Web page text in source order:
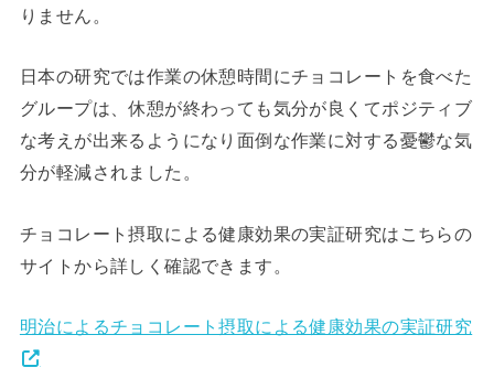
りません。
日本の研究では作業の休憩時間にチョコレートを食べた
グループは、休憩が終わっても気分が良くてポジティブ
な考えが出来るようになり面倒な作業に対する憂鬱な気
分が軽減されました。
チョコレート摂取による健康効果の実証研究はこちらの
サイトから詳しく確認できます。
明治によるチョコレート摂取による健康効果の実証研究